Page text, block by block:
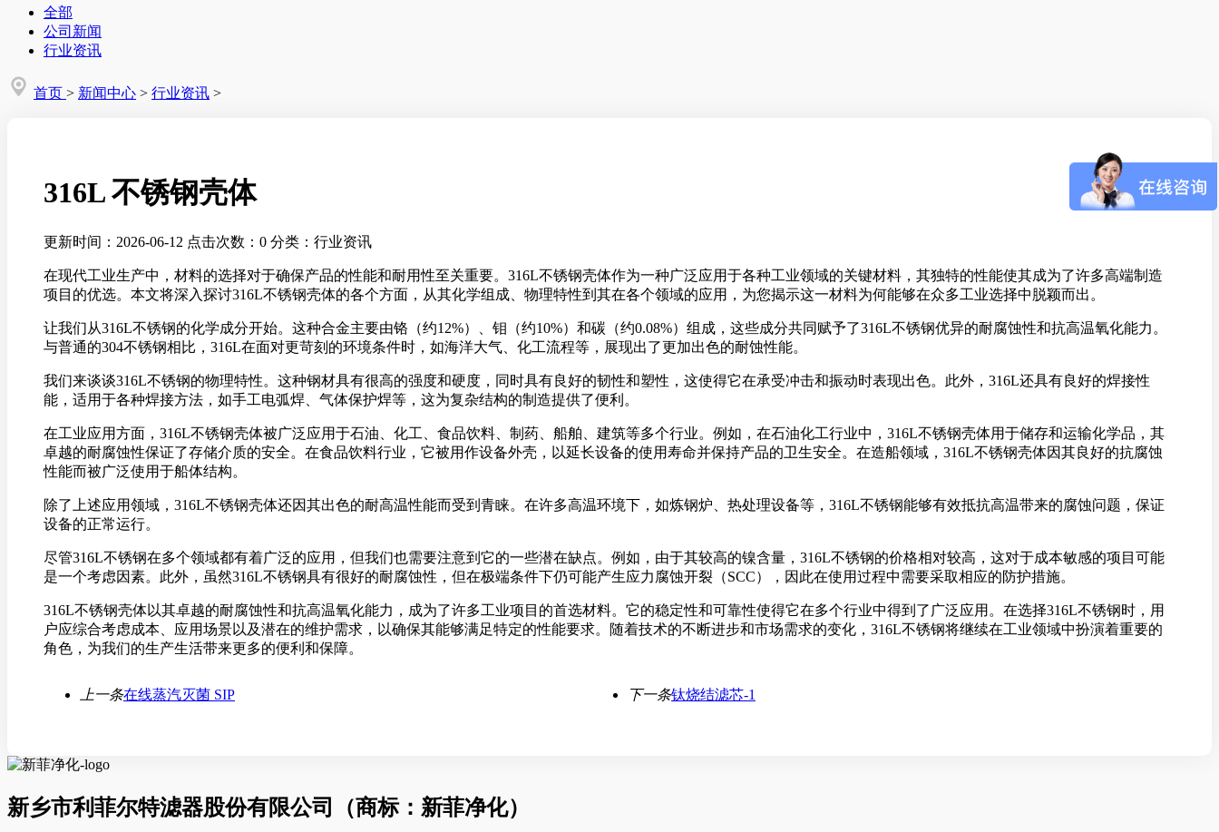
全部
公司新闻
行业资讯
首页 > 新闻中心 > 行业资讯 >
316L 不锈钢壳体
更新时间：2026-06-12 点击次数：0 分类：行业资讯
在现代工业生产中，材料的选择对于确保产品的性能和耐用性至关重要。316L不锈钢壳体作为一种广泛应用于各种工业领域的关键材料，其独特的性能使其成为了许多高端制造
项目的优选。本文将深入探讨316L不锈钢壳体的各个方面，从其化学组成、物理特性到其在各个领域的应用，为您揭示这一材料为何能够在众多工业选择中脱颖而出。
让我们从316L不锈钢的化学成分开始。这种合金主要由铬（约12%）、钼（约10%）和碳（约0.08%）组成，这些成分共同赋予了316L不锈钢优异的耐腐蚀性和抗高温氧化能力。
与普通的304不锈钢相比，316L在面对更苛刻的环境条件时，如海洋大气、化工流程等，展现出了更加出色的耐蚀性能。
我们来谈谈316L不锈钢的物理特性。这种钢材具有很高的强度和硬度，同时具有良好的韧性和塑性，这使得它在承受冲击和振动时表现出色。此外，316L还具有良好的焊接性
能，适用于各种焊接方法，如手工电弧焊、气体保护焊等，这为复杂结构的制造提供了便利。
在工业应用方面，316L不锈钢壳体被广泛应用于石油、化工、食品饮料、制药、船舶、建筑等多个行业。例如，在石油化工行业中，316L不锈钢壳体用于储存和运输化学品，其
卓越的耐腐蚀性保证了存储介质的安全。在食品饮料行业，它被用作设备外壳，以延长设备的使用寿命并保持产品的卫生安全。在造船领域，316L不锈钢壳体因其良好的抗腐蚀
性能而被广泛使用于船体结构。
除了上述应用领域，316L不锈钢壳体还因其出色的耐高温性能而受到青睐。在许多高温环境下，如炼钢炉、热处理设备等，316L不锈钢能够有效抵抗高温带来的腐蚀问题，保证
设备的正常运行。
尽管316L不锈钢在多个领域都有着广泛的应用，但我们也需要注意到它的一些潜在缺点。例如，由于其较高的镍含量，316L不锈钢的价格相对较高，这对于成本敏感的项目可能
是一个考虑因素。此外，虽然316L不锈钢具有很好的耐腐蚀性，但在极端条件下仍可能产生应力腐蚀开裂（SCC），因此在使用过程中需要采取相应的防护措施。
316L不锈钢壳体以其卓越的耐腐蚀性和抗高温氧化能力，成为了许多工业项目的首选材料。它的稳定性和可靠性使得它在多个行业中得到了广泛应用。在选择316L不锈钢时，用
户应综合考虑成本、应用场景以及潜在的维护需求，以确保其能够满足特定的性能要求。随着技术的不断进步和市场需求的变化，316L不锈钢将继续在工业领域中扮演着重要的
角色，为我们的生产生活带来更多的便利和保障。
上一条在线蒸汽灭菌 SIP 下一条钛烧结滤芯-1
新乡市利菲尔特滤器股份有限公司（商标：新菲净化）